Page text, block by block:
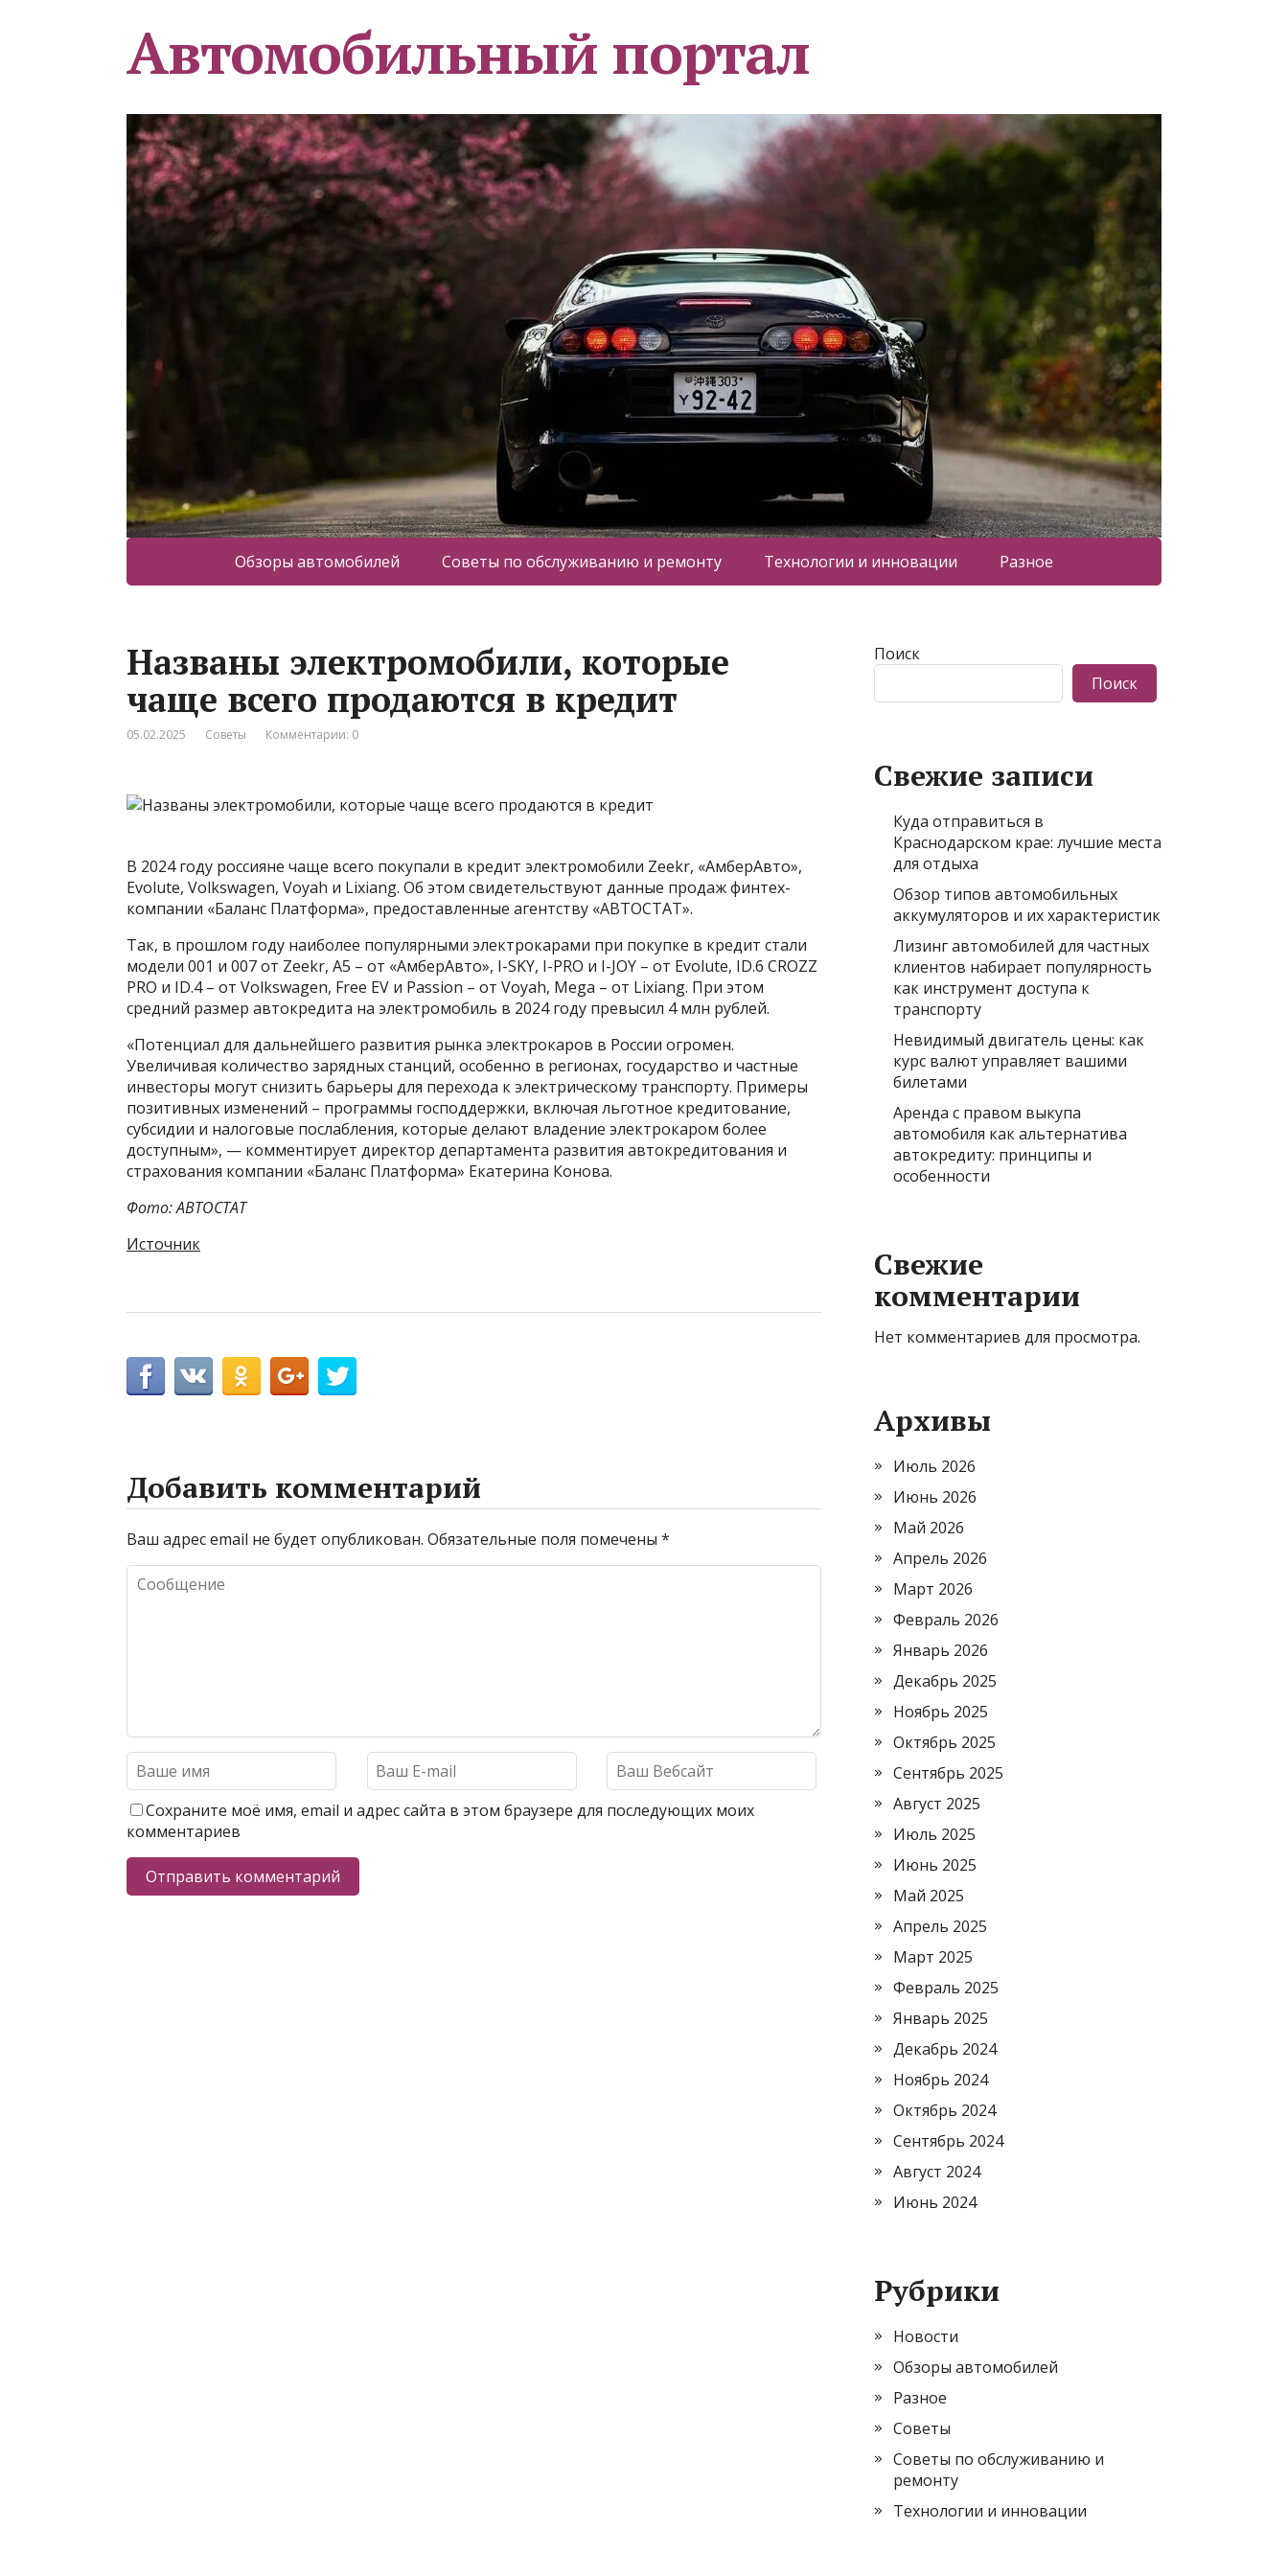
Автомобильный портал
Обзоры автомобилей Советы по обслуживанию и ремонту Технологии и инновации Разное
Названы электромобили, которые
чаще всего продаются в кредит
05.02.2025 Советы Комментарии: 0
В 2024 году россияне чаще всего покупали в кредит электромобили Zeekr, «АмберАвто»,
Evolute, Volkswagen, Voyah и Lixiang. Об этом свидетельствуют данные продаж финтех-
компании «Баланс Платформа», предоставленные агентству «АВТОСТАТ».
Так, в прошлом году наиболее популярными электрокарами при покупке в кредит стали
модели 001 и 007 от Zeekr, A5 – от «АмберАвто», I-SKY, I-PRO и I-JOY – от Evolute, ID.6 CROZZ
PRO и ID.4 – от Volkswagen, Free EV и Passion – от Voyah, Mega – от Lixiang. При этом
средний размер автокредита на электромобиль в 2024 году превысил 4 млн рублей.
«Потенциал для дальнейшего развития рынка электрокаров в России огромен.
Увеличивая количество зарядных станций, особенно в регионах, государство и частные
инвесторы могут снизить барьеры для перехода к электрическому транспорту. Примеры
позитивных изменений – программы господдержки, включая льготное кредитование,
субсидии и налоговые послабления, которые делают владение электрокаром более
доступным», — комментирует директор департамента развития автокредитования и
страхования компании «Баланс Платформа» Екатерина Конова.
Фото: АВТОСТАТ
Источник
Добавить комментарий
Ваш адрес email не будет опубликован. Обязательные поля помечены *
Сохраните моё имя, email и адрес сайта в этом браузере для последующих моих
комментариев
Поиск
Поиск
Свежие записи
Куда отправиться в
Краснодарском крае: лучшие места
для отдыха
Обзор типов автомобильных
аккумуляторов и их характеристик
Лизинг автомобилей для частных
клиентов набирает популярность
как инструмент доступа к
транспорту
Невидимый двигатель цены: как
курс валют управляет вашими
билетами
Аренда с правом выкупа
автомобиля как альтернатива
автокредиту: принципы и
особенности
Свежие
комментарии
Нет комментариев для просмотра.
Архивы
Июль 2026
Июнь 2026
Май 2026
Апрель 2026
Март 2026
Февраль 2026
Январь 2026
Декабрь 2025
Ноябрь 2025
Октябрь 2025
Сентябрь 2025
Август 2025
Июль 2025
Июнь 2025
Май 2025
Апрель 2025
Март 2025
Февраль 2025
Январь 2025
Декабрь 2024
Ноябрь 2024
Октябрь 2024
Сентябрь 2024
Август 2024
Июнь 2024
Рубрики
Новости
Обзоры автомобилей
Разное
Советы
Советы по обслуживанию и
ремонту
Технологии и инновации